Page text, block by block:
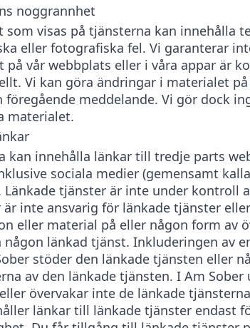
noggrannhet
som visas på tjänsterna kan innehålla
eller fotografiska fel. Vi garanterar
på vår webbplats eller i våra appar är
Vi kan göra ändringar i materialet
föregående meddelande. Vi gör dock
materialet.
kan innehålla länkar till tredje parts
sociala medier (gemensamt
tjänster är inte under kontroll
är inte ansvarig för länkade tjänster
eller material på eller någon form av
någon länkad tjänst. Inkluderingen av
stöder den länkade tjänsten eller
av den länkade tjänsten. I Am Sober
övervakar inte de länkade
länkar till länkade tjänster endast